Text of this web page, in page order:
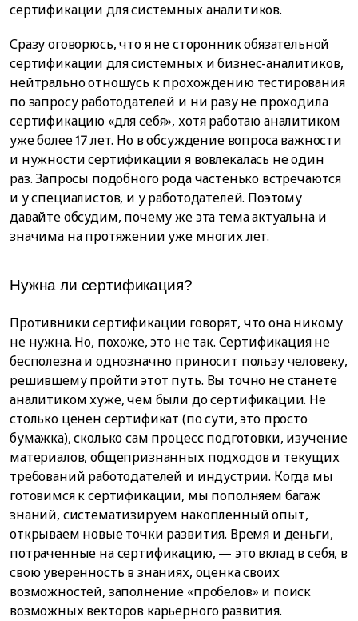
сертификации для системных аналитиков.
Сразу оговорюсь, что я не сторонник обязательной
сертификации для системных и бизнес-аналитиков,
нейтрально отношусь к прохождению тестирования
по запросу работодателей и ни разу не проходила
сертификацию «для себя», хотя работаю аналитиком
уже более 17 лет. Но в обсуждение вопроса важности
и нужности сертификации я вовлекалась не один
раз. Запросы подобного рода частенько встречаются
и у специалистов, и у работодателей. Поэтому
давайте обсудим, почему же эта тема актуальна и
значима на протяжении уже многих лет.
Нужна ли сертификация?
Противники сертификации говорят, что она никому
не нужна. Но, похоже, это не так. Сертификация не
бесполезна и однозначно приносит пользу человеку,
решившему пройти этот путь. Вы точно не станете
аналитиком хуже, чем были до сертификации. Не
столько ценен сертификат (по сути, это просто
бумажка), сколько сам процесс подготовки, изучение
материалов, общепризнанных подходов и текущих
требований работодателей и индустрии. Когда мы
готовимся к сертификации, мы пополняем багаж
знаний, систематизируем накопленный опыт,
открываем новые точки развития. Время и деньги,
потраченные на сертификацию, — это вклад в себя, в
свою уверенность в знаниях, оценка своих
возможностей, заполнение «пробелов» и поиск
возможных векторов карьерного развития.